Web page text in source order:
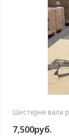
Шестерня вала
7,500руб.